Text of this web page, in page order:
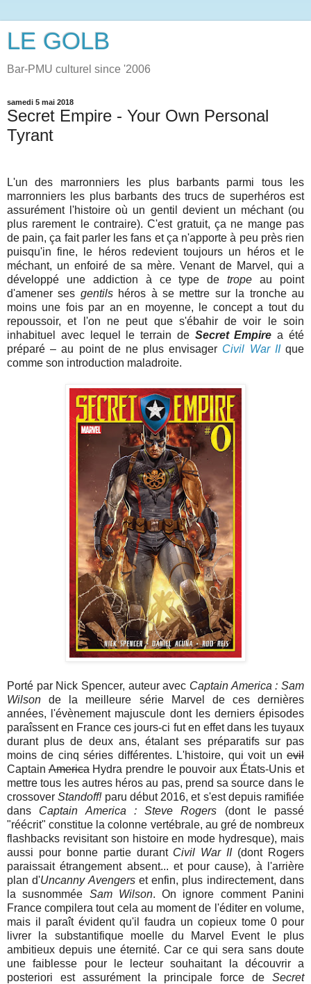
LE GOLB
Bar-PMU culturel since '2006
samedi 5 mai 2018
Secret Empire - Your Own Personal
Tyrant
L'un des marronniers les plus barbants parmi tous les
marronniers les plus barbants des trucs de superhéros est
assurément l'histoire où un gentil devient un méchant (ou
plus rarement le contraire). C'est gratuit, ça ne mange pas
de pain, ça fait parler les fans et ça n'apporte à peu près rien
puisqu'in fine, le héros redevient toujours un héros et le
méchant, un enfoiré de sa mère. Venant de Marvel, qui a
développé une addiction à ce type detrope au point
d'amener ses gentilshéros à se mettre sur la tronche au
moins une fois par an en moyenne, le concept a tout du
repoussoir, et l'on ne peut que s'ébahir de voir le soin
inhabituel avec lequel le terrain de Secret Empire a été
préparé – au point de ne plus envisager Civil War IIque
comme son introduction maladroite.
Porté par Nick Spencer, auteur avec Captain America : Sam
Wilson de la meilleure série Marvel de ces dernières
années, l'évènement majuscule dont les derniers épisodes
paraîssent en France ces jours-ci fut en effet dans les tuyaux
durant plus de deux ans, étalant ses préparatifs sur pas
moins de cinq séries différentes. L'histoire, qui voit un evil
CaptainAmericaHydra prendre le pouvoir aux États-Unis et
mettre tous les autres héros au pas, prend sa source dans le
crossoverStandoff!paru début 2016, et s'est depuis ramifiée
dans Captain America : Steve Rogers (dont le passé
"réécrit" constitue la colonne vertébrale, au gré de nombreux
flashbacks revisitant son histoire en mode hydresque), mais
aussi pour bonne partie durant Civil War II (dont Rogers
paraissait étrangement absent... et pour cause), à l'arrière
plan d'Uncanny Avengerset enfin, plus indirectement, dans
la susnommée Sam Wilson. On ignore comment Panini
France compilera tout cela au moment de l'éditer en volume,
mais il paraît évident qu'il faudra un copieux tome 0 pour
livrer la substantifique moelle du Marvel Event le plus
ambitieux depuis une éternité. Car ce qui sera sans doute
une faiblesse pour le lecteur souhaitant la découvrir a
posteriori est assurément la principale force de Secret